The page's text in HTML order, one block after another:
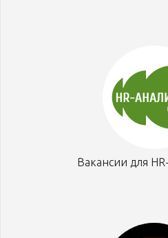
Вакансии для